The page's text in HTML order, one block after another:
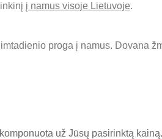
į namus visoje Lietuvoje.
proga į namus. Dovana
už Jūsų pasirinktą kainą.